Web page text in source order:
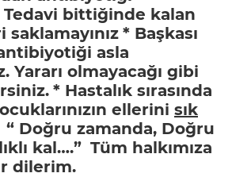
Tedavi bittiğinde kalan
* Başkası
asla
Yararı olmayacağı gibi
* Hastalık sırasında
ellerini sık
“ Doğru zamanda, Doğru
kal….” Tüm halkımıza
dilerim.